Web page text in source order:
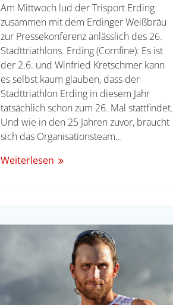
Am Mittwoch lud der Trisport Erding
zusammen mit dem Erdinger Weißbräu
zur Pressekonferenz anlässlich des 26.
Stadttriathlons. Erding (Cornfine): Es ist
der 2.6. und Winfried Kretschmer kann
es selbst kaum glauben, dass der
Stadttriathlon Erding in diesem Jahr
tatsächlich schon zum 26. Mal stattfindet.
Und wie in den 25 Jahren zuvor, braucht
sich das Organisationsteam…
Weiterlesen